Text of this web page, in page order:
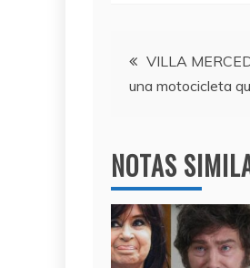
b
o
k
Navegación
de
entradas
VILLA
una motocicleta
NOTAS